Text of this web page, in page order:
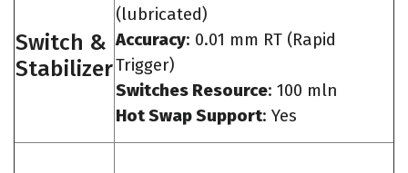
Switch &
Stabilizer
(lubricated)
Accuracy: 0.01 mm RT (Rapid
Trigger)
Switches Resource: 100 mln
Hot Swap Support: Yes